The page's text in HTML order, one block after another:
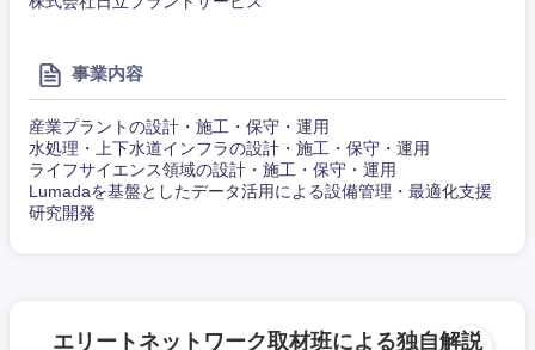
事業内容
産業プラントの設計・施工・保守・運用
水処理・上下水道インフラの設計・施工・保守・運用
ライフサイエンス領域の設計・施工・保守・運用
Lumadaを基盤としたデータ活用による設備管理・最適化支援
研究開発
エリートネットワーク取材班による独自解説